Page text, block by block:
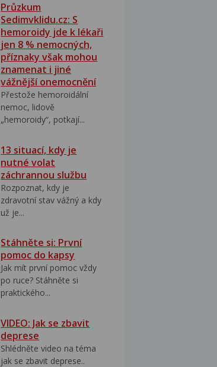
Průzkum
Sedimvklidu.cz: S
hemoroidy jde k lékaři
jen 8 % nemocných,
příznaky však mohou
znamenat i jiné
vážnější onemocnění
Přestože hemoroidální
nemoc, lidově
„hemoroidy“, potkají...
13 situací, kdy je
nutné volat
záchrannou službu
Rozpoznat, kdy je
zdravotní stav vážný a kdy
už je...
Stáhněte si: První
pomoc do kapsy
Jak mít první pomoc vždy
po ruce? Stáhněte si
praktického...
VIDEO: Jak se zbavit
deprese
Shlédněte video na téma
jak se zbavit deprese..